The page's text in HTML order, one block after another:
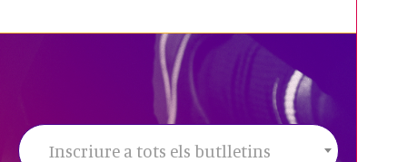
Inscriure a tots els butlletins